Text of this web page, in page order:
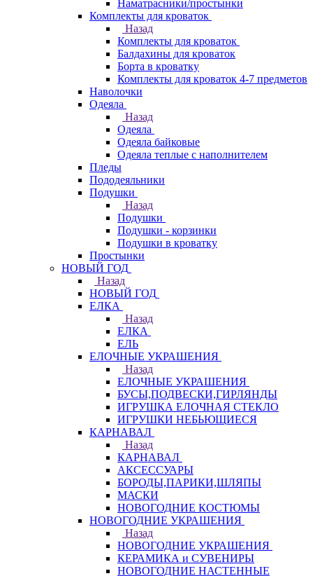
Наматрасники/простынки
Комплекты для кроваток
Назад
Комплекты для кроваток
Балдахины для кроваток
Борта в кроватку
Комплекты для кроваток 4-7 предметов
Наволочки
Одеяла
Назад
Одеяла
Одеяла байковые
Одеяла теплые с наполнителем
Пледы
Пододеяльники
Подушки
Назад
Подушки
Подушки - корзинки
Подушки в кроватку
Простынки
НОВЫЙ ГОД
Назад
НОВЫЙ ГОД
ЕЛКА
Назад
ЕЛКА
ЕЛЬ
ЕЛОЧНЫЕ УКРАШЕНИЯ
Назад
ЕЛОЧНЫЕ УКРАШЕНИЯ
БУСЫ,ПОДВЕСКИ,ГИРЛЯНДЫ
ИГРУШКА ЕЛОЧНАЯ СТЕКЛО
ИГРУШКИ НЕБЬЮЩИЕСЯ
КАРНАВАЛ
Назад
КАРНАВАЛ
АКСЕССУАРЫ
БОРОДЫ,ПАРИКИ,ШЛЯПЫ
МАСКИ
НОВОГОДНИЕ КОСТЮМЫ
НОВОГОДНИЕ УКРАШЕНИЯ
Назад
НОВОГОДНИЕ УКРАШЕНИЯ
КЕРАМИКА и СУВЕНИРЫ
НОВОГОДНИЕ НАСТЕННЫЕ